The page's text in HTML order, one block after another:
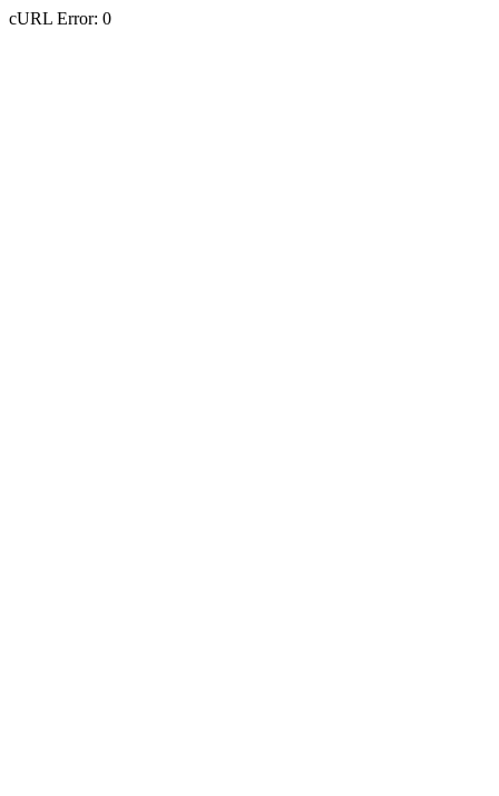
cURL Error: 0